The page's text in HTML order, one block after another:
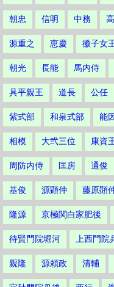
朝忠 信明 中務
源重之 恵慶 徽子女
朝光 長能 馬内侍
具平親王 道長 公任
紫式部 和泉式部 能
相模 大弐三位 康資
周防内侍 匡房 通俊
基俊 源顕仲 藤原顕
隆源 京極関白家肥後
待賢門院堀河 上西門院
親隆 源頼政 清輔